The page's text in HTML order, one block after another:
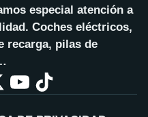
especial atención a
Coches eléctricos,
recarga, pilas de